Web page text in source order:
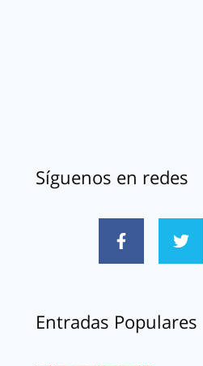
Síguenos en redes
Entradas Populares